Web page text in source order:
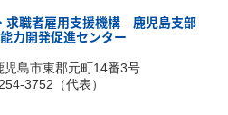
求職者雇用支援機構 鹿児島支部
力開発促進センター
島市東郡元町14番3号
3752（代表）